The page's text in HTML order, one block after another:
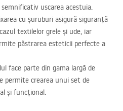
uscarea acestuia.
cu șuruburi asigură siguranță
textilelor grele și ude, iar
păstrarea esteticii perfecte a
face parte din gama largă de
permite crearea unui set de
și funcțional.